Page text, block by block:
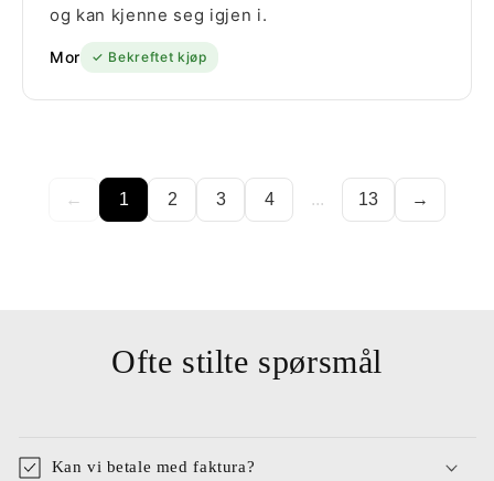
og kan kjenne seg igjen i.
Mor ✓ Bekreftet kjøp
← 1 2 3 4 ... 13 →
Ofte stilte spørsmål
Kan vi betale med faktura?